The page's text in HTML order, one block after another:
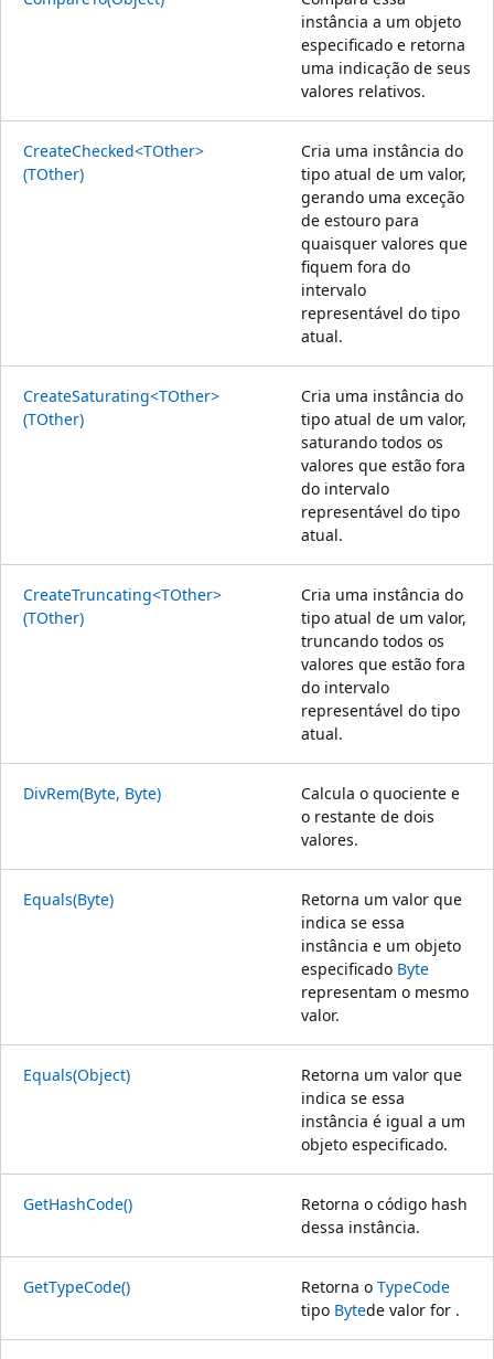
instância a um objeto
especificado e retorna
uma indicação de seus
valores relativos.
CreateChecked<TOther>
(TOther)
Cria uma instância do
tipo atual de um valor,
gerando uma exceção
de estouro para
quaisquer valores que
fiquem fora do
intervalo
representável do tipo
atual.
CreateSaturating<TOther>
(TOther)
Cria uma instância do
tipo atual de um valor,
saturando todos os
valores que estão fora
do intervalo
representável do tipo
atual.
CreateTruncating<TOther>
(TOther)
Cria uma instância do
tipo atual de um valor,
truncando todos os
valores que estão fora
do intervalo
representável do tipo
atual.
DivRem(Byte, Byte)
Calcula o quociente e
o restante de dois
valores.
Equals(Byte)
Retorna um valor que
indica se essa
instância e um objeto
especificado Byte
representam o mesmo
valor.
Equals(Object)
Retorna um valor que
indica se essa
instância é igual a um
objeto especificado.
GetHashCode()
Retorna o código hash
dessa instância.
GetTypeCode() Retorna o TypeCode
tipo Bytede valor for .